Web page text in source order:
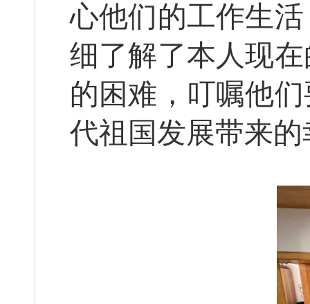
心他们的工作生
细了解了本人现
的困难，叮嘱他
代祖国发展带来